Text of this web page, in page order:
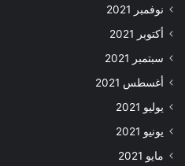
نوفمبر 2021
أكتوبر 2021
سبتمبر 2021
أغسطس 2021
يوليو 2021
يونيو 2021
مايو 2021